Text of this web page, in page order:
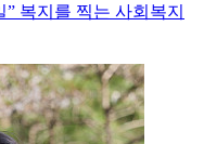
복지를 찍는 사회복지